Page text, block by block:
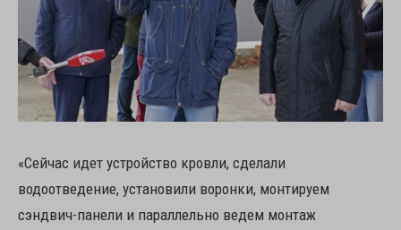
«Сейчас идет устройство кровли, сделали
водоотведение, установили воронки, монтируем
сэндвич-панели и параллельно ведем монтаж